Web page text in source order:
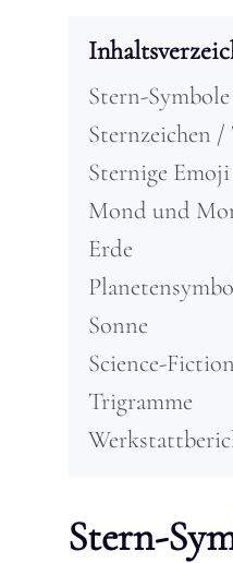
Stern-
Sternzeichen
Sternige Emoji
Mond und
Erde
Sonne
Science-
Trigramme
Stern-